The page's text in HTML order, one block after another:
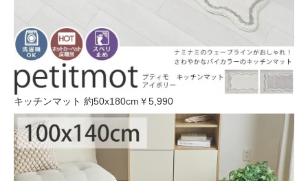
キッチンマット 約50x180cm ￥5,990